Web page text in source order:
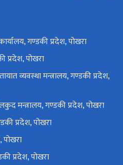
गण्डकी प्रदेश, पोखरा
प्रदेश, पोखरा
व्यवस्था मन्त्रालय, गण्डकी प्रदेश,
मन्त्रालय, गण्डकी प्रदेश, पोखरा
प्रदेश, पोखरा
पोखरा
प्रदेश, पोखरा